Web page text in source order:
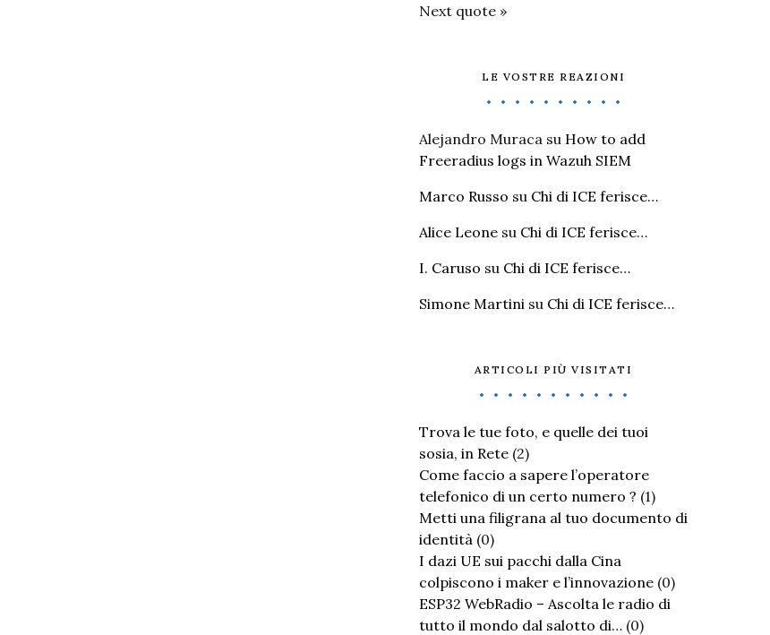
Next quote »
LE VOSTRE REAZIONI
Alejandro Muraca su How to add
Freeradius logs in Wazuh SIEM
Marco Russo su Chi di ICE ferisce…
Alice Leone su Chi di ICE ferisce…
I. Caruso su Chi di ICE ferisce…
Simone Martini su Chi di ICE ferisce…
ARTICOLI PIÙ VISITATI
Trova le tue foto, e quelle dei tuoi
sosia, in Rete (2)
Come faccio a sapere l’operatore
telefonico di un certo numero ? (1)
Metti una filigrana al tuo documento di
identità (0)
I dazi UE sui pacchi dalla Cina
colpiscono i maker e l’innovazione (0)
ESP32 WebRadio – Ascolta le radio di
tutto il mondo dal salotto di… (0)